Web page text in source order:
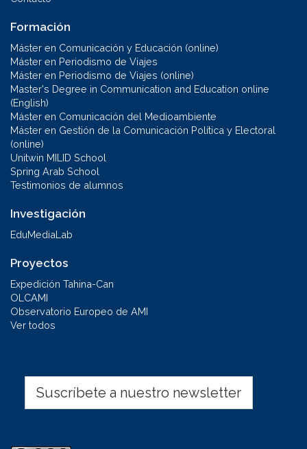
Formación
Máster en Comunicación y Educación (online)
Máster en Periodismo de Viajes
Máster en Periodismo de Viajes (online)
Master's Degree in Communication and Education online
(English)
Máster en Comunicación del Medioambiente
Máster en Gestión de la Comunicación Política y Electoral
(online)
Unitwin MILID School
Spring Arab School
Testimonios de alumnos
Investigación
EduMediaLab
Proyectos
Expedición Tahina-Can
OLCAMI
Observatorio Europeo de AMI
Ver todos
Suscríbete a nuestro newsletter